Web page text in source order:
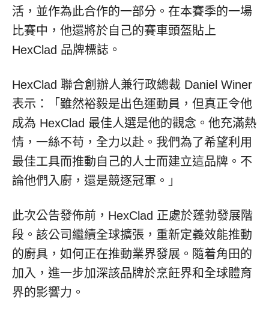
活，並作為此合作的一部分。在本賽季的一場
比賽中，他還將於自己的賽車頭盔貼上
HexClad 品牌標誌。
HexClad 聯合創辦人兼行政總裁 Daniel Winer
表示：「雖然裕毅是出色運動員，但真正令他
成為 HexClad 最佳人選是他的觀念。他充滿熱
情，一絲不苟，全力以赴。我們為了希望利用
最佳工具而推動自己的人士而建立這品牌。不
論他們入廚，還是競逐冠軍。」
此次公告發佈前，HexClad 正處於蓬勃發展階
段。該公司繼續全球擴張，重新定義效能推動
的廚具，如何正在推動業界發展。隨着角田的
加入，進一步加深該品牌於烹飪界和全球體育
界的影響力。